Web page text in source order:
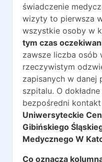
świadczenie
wizyty to pierwsza
wszystkie osoby w
tym czas
zawsze liczba osób
rzeczywistym
zapisanych w danej
szpitalu. O
bezpośredni
Uniwersyteckie
Gibińskiego
Medycznego W
Co oznacza